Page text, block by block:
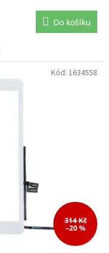
Do košíku
314 Kč
–20 %
Kód: 1634558